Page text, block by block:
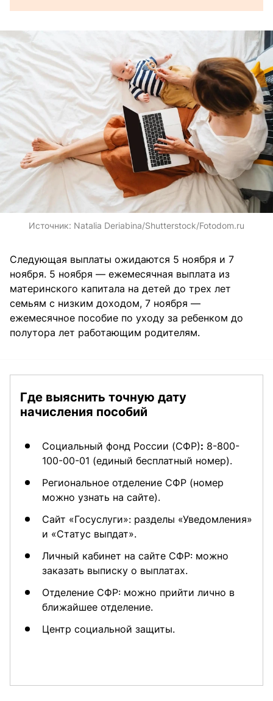
Источник: Natalia Deriabina/Shutterstock/Fotodom.ru
Следующая выплаты ожидаются 5 ноября и 7
ноября. 5 ноября — ежемесячная выплата из
материнского капитала на детей до трех лет
семьям с низким доходом, 7 ноября —
ежемесячное пособие по уходу за ребенком до
полутора лет работающим родителям.
Где выяснить точную дату
начисления пособий
Социальный фонд России (СФР): 8-800-
100-00-01 (единый бесплатный номер).
Региональное отделение СФР (номер
можно узнать на сайте).
Сайт «Госуслуги»: разделы «Уведомления»
и «Статус выпдат».
Личный кабинет на сайте СФР: можно
заказать выписку о выплатах.
Отделение СФР: можно прийти лично в
ближайшее отделение.
Центр социальной защиты.